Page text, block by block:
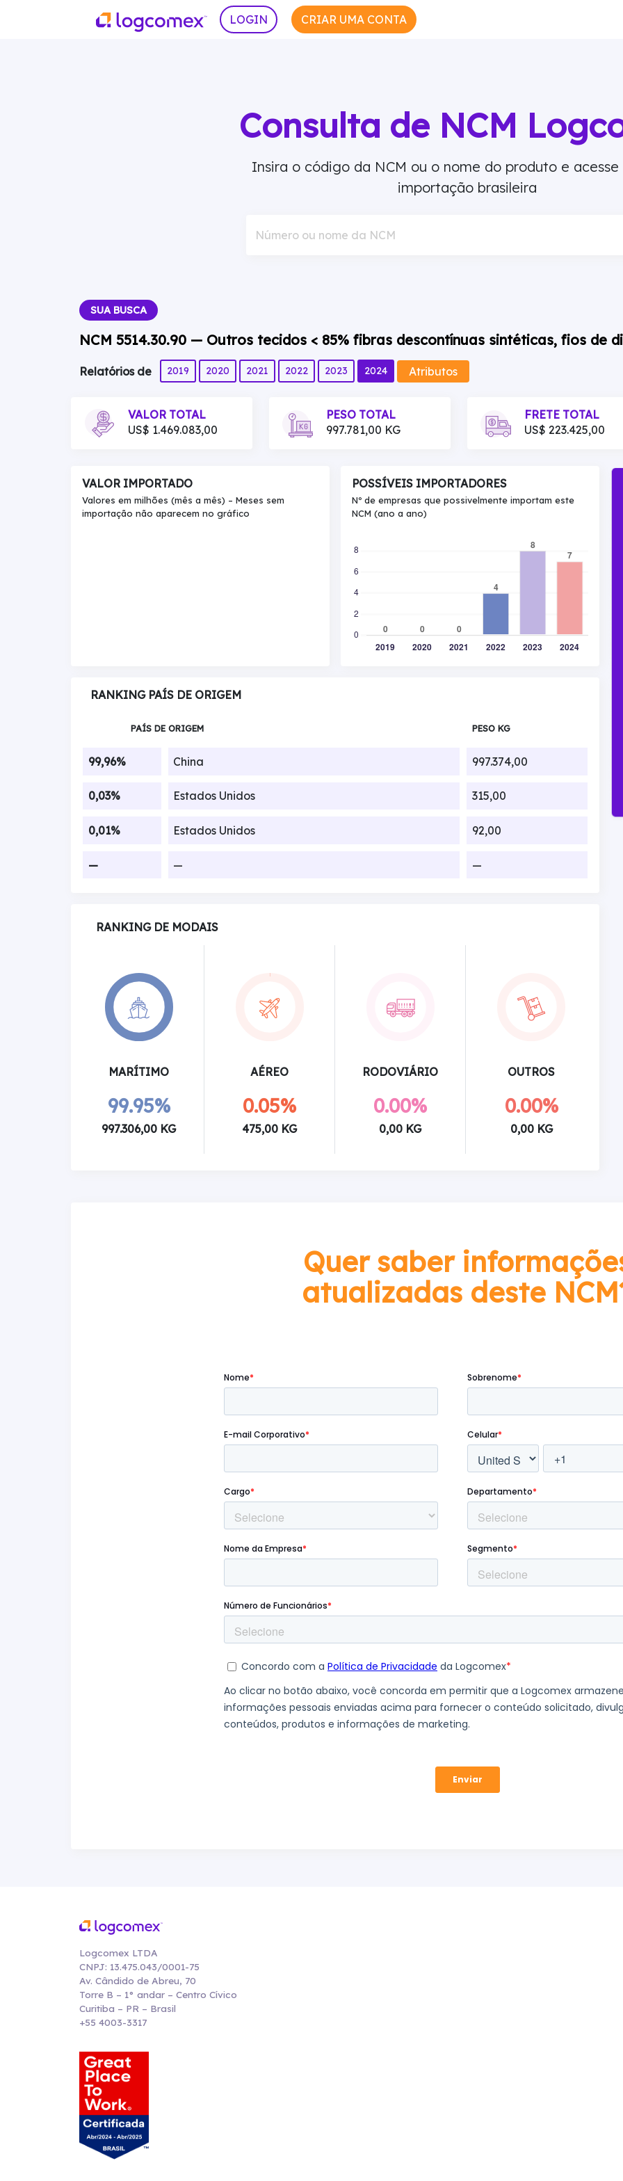
LOGIN CRIAR UMA CONTA
Consulta de NCM
Insira o código da NCM ou o nome do produto e acesse
importação brasileira
Número ou nome da NCM
SUA BUSCA
NCM 5514.30.90 — Outros tecidos < 85% fibras descontínuas sintéticas, fios de
Relatórios de 2019 2020 2021 2022 2023 2024 Atributos
VALOR TOTAL
US$ 1.469.083,00
PESO TOTAL
997.781,00 KG
FRETE TOTAL
US$ 223.425,00
VALOR IMPORTADO
Valores em milhões (mês a mês) – Meses sem
importação não aparecem no gráfico
POSSÍVEIS IMPORTADORES
Nº de empresas que possivelmente importam este
NCM (ano a ano)
RANKING PAÍS DE ORIGEM
PAÍS DE ORIGEM PESO KG
99,96% China 997.374,00
0,03% Estados Unidos 315,00
0,01% Estados Unidos 92,00
— — —
RANKING DE MODAIS
MARÍTIMO
99.95%
997.306,00 KG
AÉREO
0.05%
475,00 KG
RODOVIÁRIO
0.00%
0,00 KG
OUTROS
0.00%
0,00 KG
Quer saber
atualizadas deste
Logcomex LTDA
CNPJ: 13.475.043/0001-75
Av. Cândido de Abreu, 70
Torre B – 1° andar – Centro Cívico
Curitiba – PR – Brasil
+55 4003-3317